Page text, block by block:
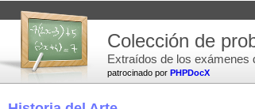
patrocinado por PHPDocX
Colección de
Extraídos de los exámenes